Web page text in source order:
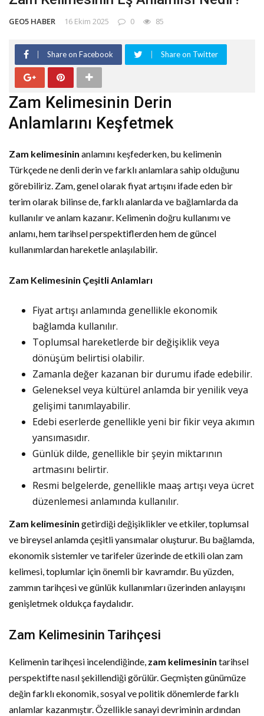
GEO5 HABER 16 Ekim 2025 0 85
Share on Facebook Share on Twitter
Zam Kelimesinin Derin
Anlamlarını Keşfetmek
Zam kelimesinin anlamını keşfederken, bu kelimenin
Türkçede ne denli derin ve farklı anlamlara sahip olduğunu
görebiliriz. Zam, genel olarak fiyat artışını ifade eden bir
terim olarak bilinse de, farklı alanlarda ve bağlamlarda da
kullanılır ve anlam kazanır. Kelimenin doğru kullanımı ve
anlamı, hem tarihsel perspektiflerden hem de güncel
kullanımlardan hareketle anlaşılabilir.
Zam Kelimesinin Çeşitli Anlamları
Fiyat artışı anlamında genellikle ekonomik
bağlamda kullanılır.
Toplumsal hareketlerde bir değişiklik veya
dönüşüm belirtisi olabilir.
Zamanla değer kazanan bir durumu ifade edebilir.
Geleneksel veya kültürel anlamda bir yenilik veya
gelişimi tanımlayabilir.
Edebi eserlerde genellikle yeni bir fikir veya akımın
yansımasıdır.
Günlük dilde, genellikle bir şeyin miktarının
artmasını belirtir.
Resmi belgelerde, genellikle maaş artışı veya ücret
düzenlemesi anlamında kullanılır.
Zam kelimesinin getirdiği değişiklikler ve etkiler, toplumsal
ve bireysel anlamda çeşitli yansımalar oluşturur. Bu bağlamda,
ekonomik sistemler ve tarifeler üzerinde de etkili olan zam
kelimesi, toplumlar için önemli bir kavramdır. Bu yüzden,
zammın tarihçesi ve günlük kullanımları üzerinden anlayışını
genişletmek oldukça faydalıdır.
Zam Kelimesinin Tarihçesi
Kelimenin tarihçesi incelendiğinde, zam kelimesinin tarihsel
perspektifte nasıl şekillendiği görülür. Geçmişten günümüze
değin farklı ekonomik, sosyal ve politik dönemlerde farklı
anlamlar kazanmıştır. Özellikle sanayi devriminin ardından